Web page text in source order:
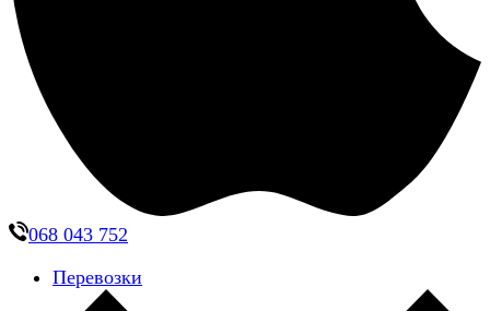
068 043 752
Перевозки